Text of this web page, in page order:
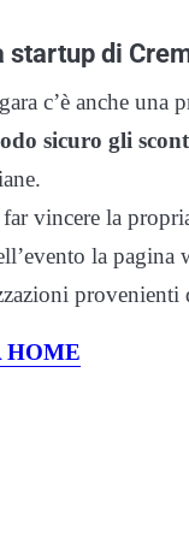
startup di
c’è anche una
sicuro gli
far vincere la
la pagina
HOME